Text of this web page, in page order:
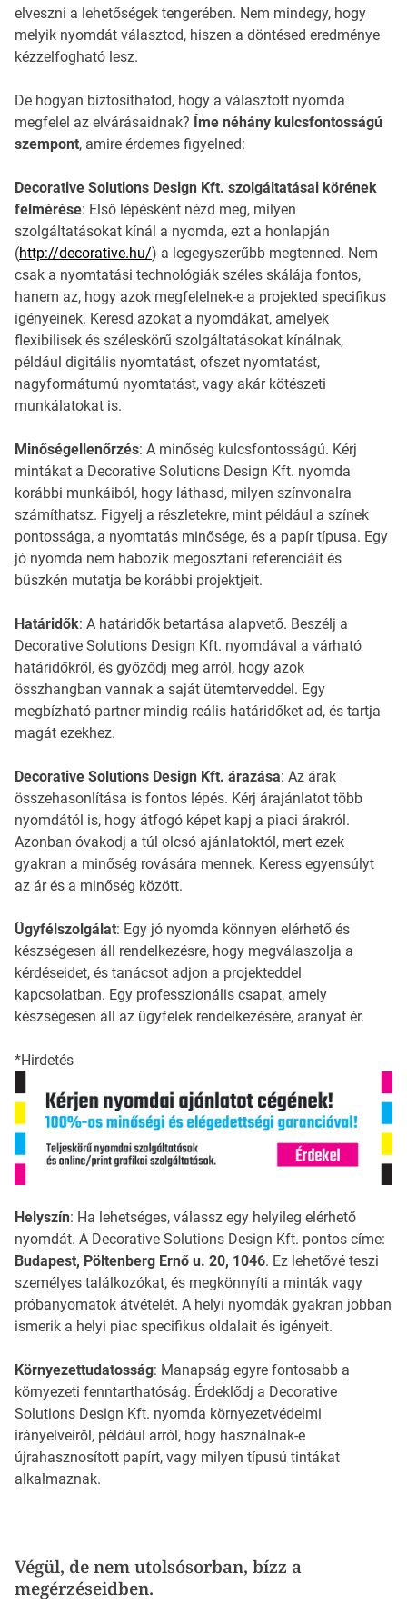
elveszni a lehetőségek tengerében. Nem mindegy, hogy
melyik nyomdát választod, hiszen a döntésed eredménye
kézzelfogható lesz.
De hogyan biztosíthatod, hogy a választott nyomda
megfelel az elvárásaidnak? Íme néhány kulcsfontosságú
szempont, amire érdemes figyelned:
Decorative Solutions Design Kft. szolgáltatásai körének
felmérése: Első lépésként nézd meg, milyen
szolgáltatásokat kínál a nyomda, ezt a honlapján
(http://decorative.hu/) a legegyszerűbb megtenned. Nem
csak a nyomtatási technológiák széles skálája fontos,
hanem az, hogy azok megfelelnek-e a projekted specifikus
igényeinek. Keresd azokat a nyomdákat, amelyek
flexibilisek és széleskörű szolgáltatásokat kínálnak,
például digitális nyomtatást, ofszet nyomtatást,
nagyformátumú nyomtatást, vagy akár kötészeti
munkálatokat is.
Minőségellenőrzés: A minőség kulcsfontosságú. Kérj
mintákat a Decorative Solutions Design Kft. nyomda
korábbi munkáiból, hogy láthasd, milyen színvonalra
számíthatsz. Figyelj a részletekre, mint például a színek
pontossága, a nyomtatás minősége, és a papír típusa. Egy
jó nyomda nem habozik megosztani referenciáit és
büszkén mutatja be korábbi projektjeit.
Határidők: A határidők betartása alapvető. Beszélj a
Decorative Solutions Design Kft. nyomdával a várható
határidőkről, és győződj meg arról, hogy azok
összhangban vannak a saját ütemterveddel. Egy
megbízható partner mindig reális határidőket ad, és tartja
magát ezekhez.
Decorative Solutions Design Kft. árazása: Az árak
összehasonlítása is fontos lépés. Kérj árajánlatot több
nyomdától is, hogy átfogó képet kapj a piaci árakról.
Azonban óvakodj a túl olcsó ajánlatoktól, mert ezek
gyakran a minőség rovására mennek. Keress egyensúlyt
az ár és a minőség között.
Ügyfélszolgálat: Egy jó nyomda könnyen elérhető és
készségesen áll rendelkezésre, hogy megválaszolja a
kérdéseidet, és tanácsot adjon a projekteddel
kapcsolatban. Egy professzionális csapat, amely
készségesen áll az ügyfelek rendelkezésére, aranyat ér.
*Hirdetés
Helyszín: Ha lehetséges, válassz egy helyileg elérhető
nyomdát. A Decorative Solutions Design Kft. pontos címe:
Budapest, Pöltenberg Ernő u. 20, 1046. Ez lehetővé teszi
személyes találkozókat, és megkönnyíti a minták vagy
próbanyomatok átvételét. A helyi nyomdák gyakran jobban
ismerik a helyi piac specifikus oldalait és igényeit.
Környezettudatosság: Manapság egyre fontosabb a
környezeti fenntarthatóság. Érdeklődj a Decorative
Solutions Design Kft. nyomda környezetvédelmi
irányelveiről, például arról, hogy használnak-e
újrahasznosított papírt, vagy milyen típusú tintákat
alkalmaznak.
Végül, de nem utolsósorban, bízz a
megérzéseidben.